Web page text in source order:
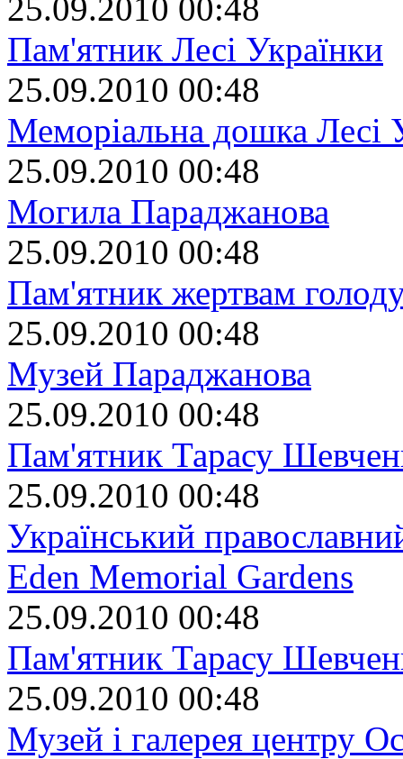
25.09.2010 00:48
Пам'ятник Лесі Українки
25.09.2010 00:48
Меморіальна дошка Лесі
25.09.2010 00:48
Могила Параджанова
25.09.2010 00:48
Пам'ятник жертвам
25.09.2010 00:48
Музей Параджанова
25.09.2010 00:48
Пам'ятник Тарасу
25.09.2010 00:48
Український
Eden Memorial Gardens
25.09.2010 00:48
Пам'ятник Тарасу
25.09.2010 00:48
Музей і галерея центру